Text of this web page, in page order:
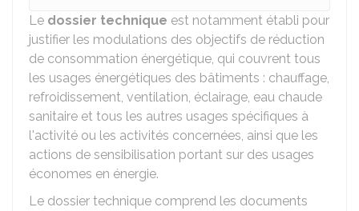
Le dossier technique est notamment établi pour
justifier les modulations des objectifs de réduction
de consommation énergétique, qui couvrent tous
les usages énergétiques des bâtiments : chauffage,
refroidissement, ventilation, éclairage, eau chaude
sanitaire et tous les autres usages spécifiques à
l'activité ou les activités concernées, ainsi que les
actions de sensibilisation portant sur des usages
économes en énergie.
Le dossier technique comprend les documents